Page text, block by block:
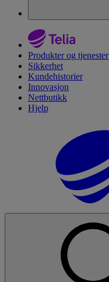
Produkter og tjenester
Sikkerhet
Kundehistorier
Innovasjon
Nettbutikk
Hjelp